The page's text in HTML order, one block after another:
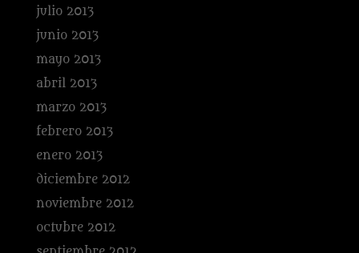
julio 2013
junio 2013
mayo 2013
abril 2013
marzo 2013
febrero 2013
enero 2013
diciembre 2012
noviembre 2012
octubre 2012